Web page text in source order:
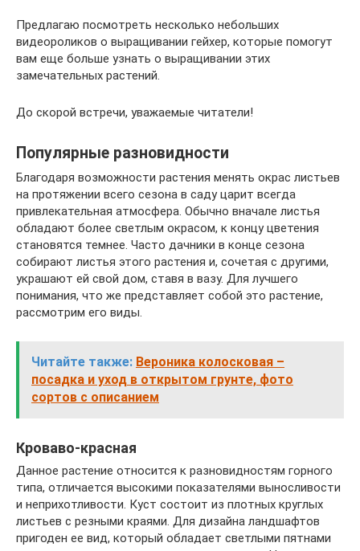
Предлагаю посмотреть несколько небольших
видеороликов о выращивании гейхер, которые помогут
вам еще больше узнать о выращивании этих
замечательных растений.
До скорой встречи, уважаемые читатели!
Популярные разновидности
Благодаря возможности растения менять окрас листьев
на протяжении всего сезона в саду царит всегда
привлекательная атмосфера. Обычно вначале листья
обладают более светлым окрасом, к концу цветения
становятся темнее. Часто дачники в конце сезона
собирают листья этого растения и, сочетая с другими,
украшают ей свой дом, ставя в вазу. Для лучшего
понимания, что же представляет собой это растение,
рассмотрим его виды.
Читайте также: Вероника колосковая –
посадка и уход в открытом грунте, фото
сортов с описанием
Кроваво-красная
Данное растение относится к разновидностям горного
типа, отличается высокими показателями выносливости
и неприхотливости. Куст состоит из плотных круглых
листьев с резными краями. Для дизайна ландшафтов
пригоден ее вид, который обладает светлыми пятнами